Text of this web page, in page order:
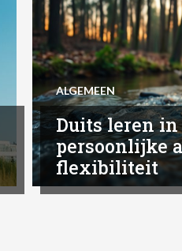
ALGEMEEN
Duits leren
persoonlijke
flexibiliteit